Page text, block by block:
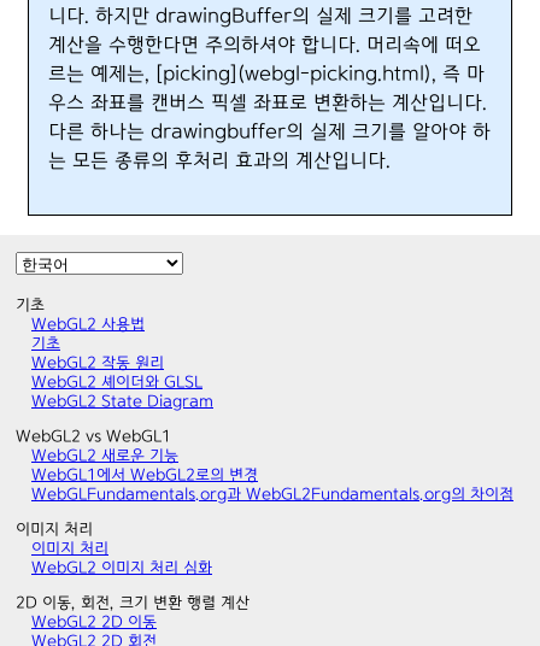
니다. 하지만 drawingBuffer의 실제 크기를 고려한
계산을 수행한다면 주의하셔야 합니다. 머리속에 떠오
르는 예제는, [picking](webgl-picking.html), 즉 마
우스 좌표를 캔버스 픽셀 좌표로 변환하는 계산입니다.
다른 하나는 drawingbuffer의 실제 크기를 알아야 하
는 모든 종류의 후처리 효과의 계산입니다.
기초
WebGL2 사용법
기초
WebGL2 작동 원리
WebGL2 셰이더와 GLSL
WebGL2 State Diagram
WebGL2 vs WebGL1
WebGL2 새로운 기능
WebGL1에서 WebGL2로의 변경
WebGLFundamentals.org과 WebGL2Fundamentals.org의 차이점
이미지 처리
이미지 처리
WebGL2 이미지 처리 심화
2D 이동, 회전, 크기 변환 행렬 계산
WebGL2 2D 이동
WebGL2 2D 회전